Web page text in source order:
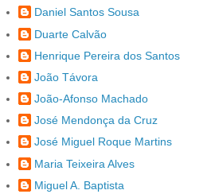
Daniel Santos Sousa
Duarte Calvão
Henrique Pereira dos Santos
João Távora
João-Afonso Machado
José Mendonça da Cruz
José Miguel Roque Martins
Maria Teixeira Alves
Miguel A. Baptista